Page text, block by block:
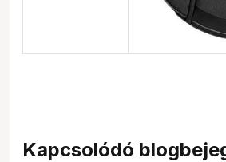
Kapcsolódó